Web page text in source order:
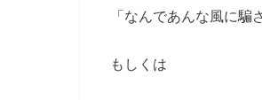
「なんであんな風に騙
もしくは